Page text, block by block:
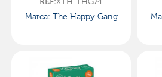
Marca: The Happy Gang